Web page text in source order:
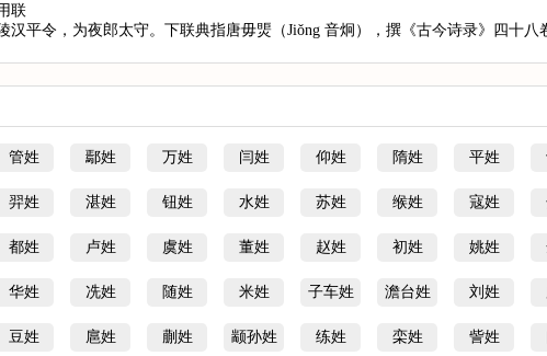
联
汉平令，为夜郎太守。下联典指唐毋煚（Jiǒng 音炯），撰《古今诗录》四十八
管姓 鄢姓 万姓 闫姓 仰姓 隋姓 平姓
羿姓 湛姓 钮姓 水姓 苏姓 缑姓 寇姓
都姓 卢姓 虞姓 董姓 赵姓 初姓 姚姓
华姓 冼姓 随姓 米姓 子车姓 澹台姓 刘姓
豆姓 扈姓 蒯姓 颛孙姓 练姓 栾姓 訾姓